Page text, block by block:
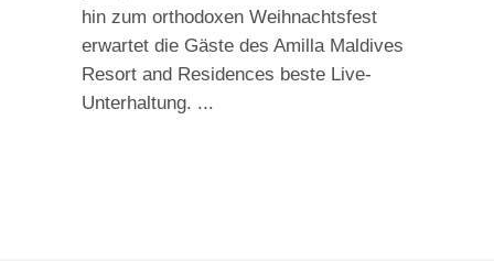
hin zum orthodoxen Weihnachtsfest
erwartet die Gäste des Amilla Maldives
Resort and Residences beste Live-
Unterhaltung.